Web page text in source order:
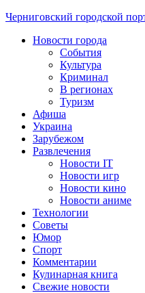
Черниговский городской
Новости города
События
Культура
Криминал
В регионах
Туризм
Афиша
Украина
Зарубежом
Развлечения
Новости IT
Новости игр
Новости кино
Новости аниме
Технологии
Советы
Юмор
Спорт
Комментарии
Кулинарная книга
Свежие новости